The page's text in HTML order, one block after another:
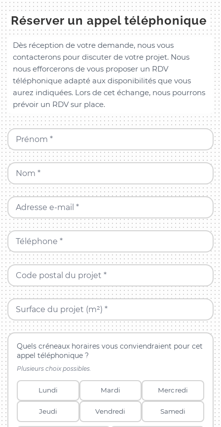
Réserver un appel téléphonique
Dès réception de votre demande, nous vous
contacterons pour discuter de votre projet. Nous
nous efforcerons de vous proposer un RDV
téléphonique adapté aux disponibilités que vous
aurez indiquées. Lors de cet échange, nous pourrons
prévoir un RDV sur place.
Prénom *
Nom *
Adresse e-mail *
Téléphone *
Code postal du projet *
Surface du projet (m²) *
Quels créneaux horaires vous conviendraient pour cet
appel téléphonique ?
Plusieurs choix possibles.
Lundi Mardi Mercredi
Jeudi Vendredi Samedi